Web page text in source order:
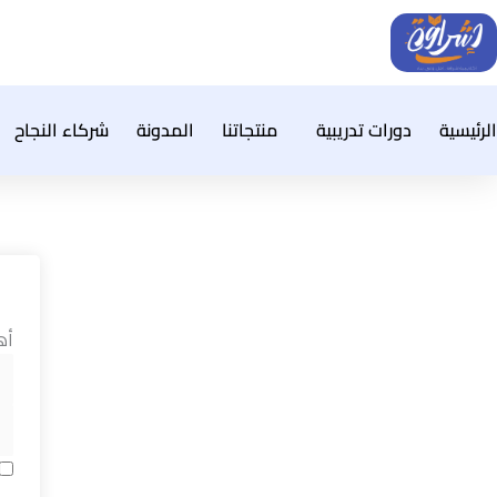
تخطي
إلى
المحتوى
الرئيسية دورات تدريبية منتجاتنا المدونة شركاء النجاح